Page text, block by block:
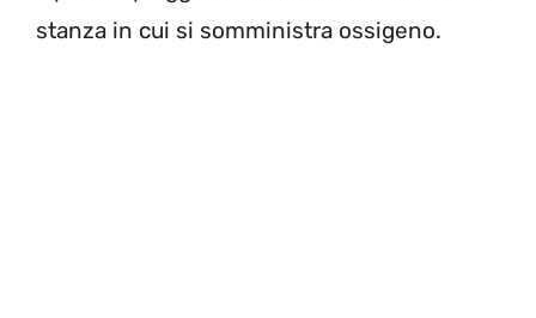
stanza in cui si somministra ossigeno.